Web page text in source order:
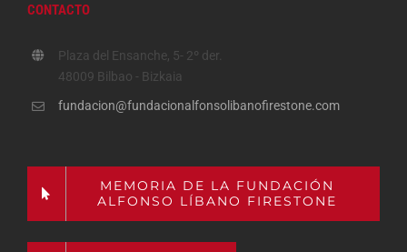
CONTACTO
Plaza del Ensanche, 5- 2º der.
48009 Bilbao - Bizkaia
fundacion@fundacionalfonsolibanofirestone.com
MEMORIA DE LA FUNDACIÓN
ALFONSO LÍBANO FIRESTONE